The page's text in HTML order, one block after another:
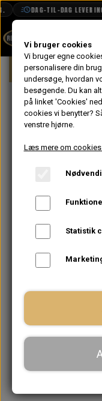
DAG-TIL-DAG LEVERING
BOOK TID
PROJEKTER
TEKNISK DATA
VANDPOLERING
Forside Mini
På lager
Vi bruger cookies
Vi bruger egne
personalisere din
undersøge, hvordan
besøgende. Du kan
på linket 'Cookies'
cookies vi benytter?
venstre hjørne.
Læs mere om cookies
Statistik